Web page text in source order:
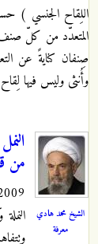
اللِقاح الجنسي )
المتعدّد من كلّ
صِنفان كنايةً عن
وأُنثى وليس فيها لِقاح
الشيخ محمد هادي
معرفة
من
16:24